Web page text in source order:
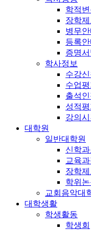
학적
장학제
병무안
등록안
증명
학사정보
수강
수업
출석인
성적
강의
대학원
일반대학원
신학과
교육과
장학제
학위
교회음악대
대학생활
학생활동
학생회